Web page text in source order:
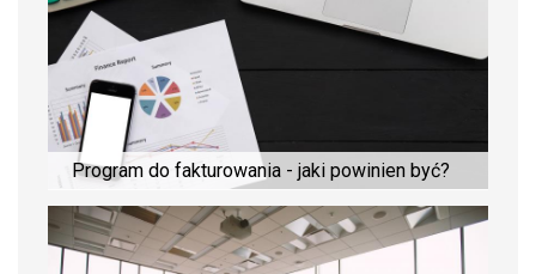
Program do fakturowania - jaki powinien być?